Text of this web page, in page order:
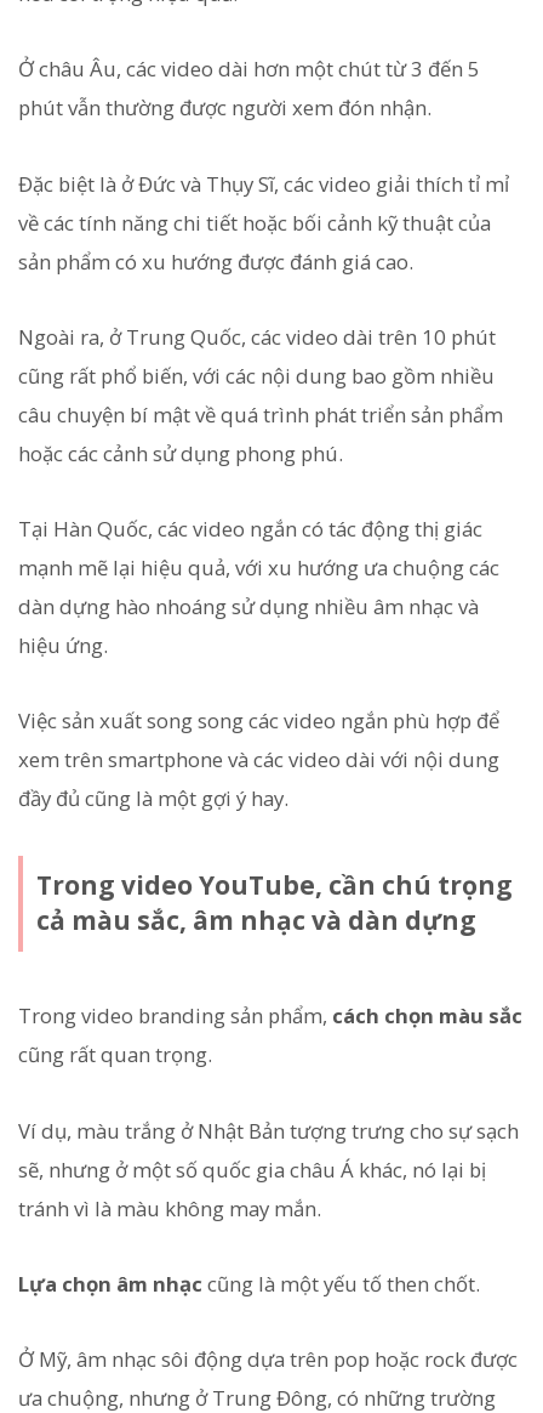
Ở châu Âu, các video dài hơn một chút từ 3 đến 5
phút vẫn thường được người xem đón nhận.
Đặc biệt là ở Đức và Thụy Sĩ, các video giải thích tỉ mỉ
về các tính năng chi tiết hoặc bối cảnh kỹ thuật của
sản phẩm có xu hướng được đánh giá cao.
Ngoài ra, ở Trung Quốc, các video dài trên 10 phút
cũng rất phổ biến, với các nội dung bao gồm nhiều
câu chuyện bí mật về quá trình phát triển sản phẩm
hoặc các cảnh sử dụng phong phú.
Tại Hàn Quốc, các video ngắn có tác động thị giác
mạnh mẽ lại hiệu quả, với xu hướng ưa chuộng các
dàn dựng hào nhoáng sử dụng nhiều âm nhạc và
hiệu ứng.
Việc sản xuất song song các video ngắn phù hợp để
xem trên smartphone và các video dài với nội dung
đầy đủ cũng là một gợi ý hay.
Trong video YouTube, cần chú trọng
cả màu sắc, âm nhạc và dàn dựng
Trong video branding sản phẩm, cách chọn màu sắc
cũng rất quan trọng.
Ví dụ, màu trắng ở Nhật Bản tượng trưng cho sự sạch
sẽ, nhưng ở một số quốc gia châu Á khác, nó lại bị
tránh vì là màu không may mắn.
Lựa chọn âm nhạc cũng là một yếu tố then chốt.
Ở Mỹ, âm nhạc sôi động dựa trên pop hoặc rock được
ưa chuộng, nhưng ở Trung Đông, có những trường